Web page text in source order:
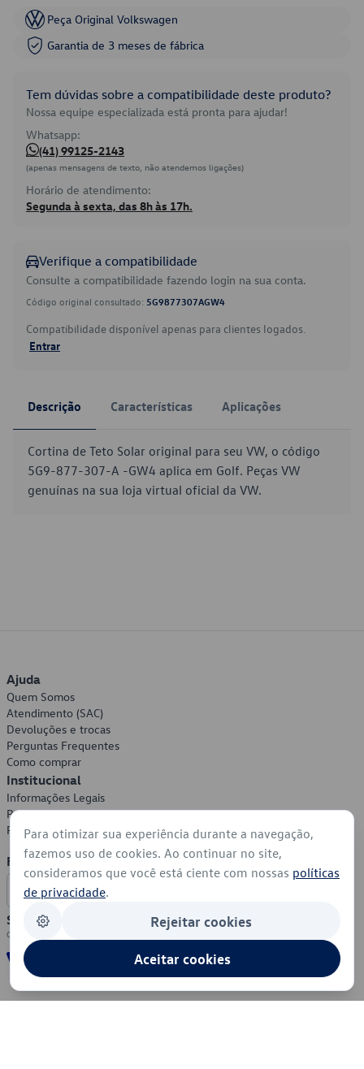
Peça Original Volkswagen
Garantia de 3 meses de fábrica
Tem dúvidas sobre a compatibilidade deste produto?
Nossa equipe especializada está pronta para ajudar!
Whatsapp:
(41) 99125-2143
(apenas mensagens de texto, não atendemos ligações)
Horário de atendimento:
Segunda à sexta, das 8h às 17h.
Verifique a compatibilidade
Consulte a compatibilidade fazendo login na sua conta.
Código original consultado: 5G9877307AGW4
Compatibilidade disponível apenas para clientes logados.
Entrar
Descrição Características Aplicações
Cortina de Teto Solar original para seu VW, o código
5G9-877-307-A -GW4 aplica em Golf. Peças VW
genuínas na sua loja virtual oficial da VW.
Ajuda
Quem Somos
Atendimento (SAC)
Devoluções e trocas
Perguntas Frequentes
Como comprar
Institucional
Informações Legais
Política de Privacidade
Política de Cookies
Formas de Pagamento
Segurança
Para otimizar sua experiência durante a navegação,
fazemos uso de cookies. Ao continuar no site,
consideramos que você está ciente com nossas políticas
de privacidade.
Rejeitar cookies
Aceitar cookies